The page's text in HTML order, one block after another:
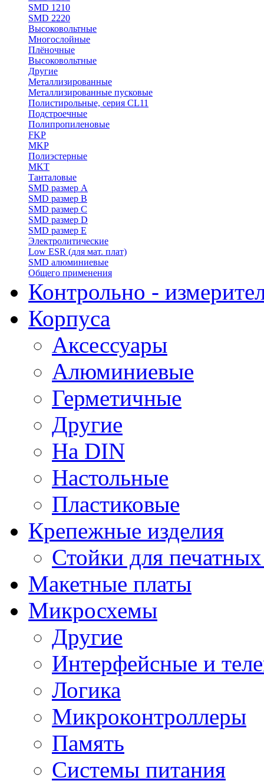
SMD 1210
SMD 2220
Высоковольтные
Многослойные
Плёночные
Высоковольтные
Другие
Металлизированные
Металлизированные пусковые
Полистирольные, серия CL11
Подстроечные
Полипропиленовые
FKP
MKP
Полиэстерные
MKT
Танталовые
SMD размер A
SMD размер B
SMD размер C
SMD размер D
SMD размер E
Электролитические
Low ESR (для мат. плат)
SMD алюминиевые
Общего применения
Контрольно -
Корпуса
Аксессуары
Алюминиевые
Герметичные
Другие
На DIN
Настольные
Пластиковые
Крепежные изделия
Стойки для
Макетные платы
Микросхемы
Другие
Интерфейсные и
Логика
Микроконтроллеры
Память
Системы питания